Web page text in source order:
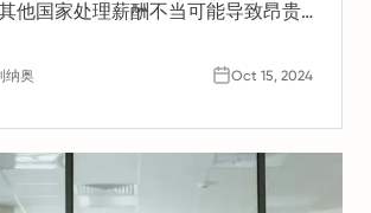
少薪酬错误，并提供不同地区薪酬
图。
纳奥 Oct 15, 2024